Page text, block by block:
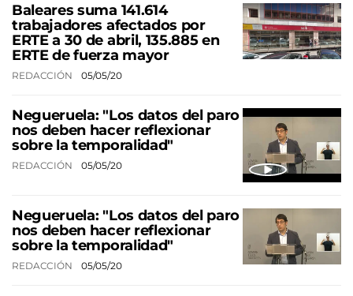
Baleares suma 141.614
trabajadores afectados por
ERTE a 30 de abril, 135.885 en
ERTE de fuerza mayor
REDACCIÓN 05/05/20
Negueruela: "Los datos del paro
nos deben hacer reflexionar
sobre la temporalidad"
REDACCIÓN 05/05/20
Negueruela: "Los datos del paro
nos deben hacer reflexionar
sobre la temporalidad"
REDACCIÓN 05/05/20